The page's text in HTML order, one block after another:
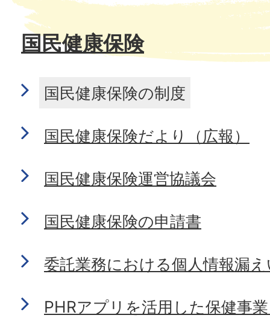
国民健康保険
国民健康保険の制度
国民健康保険だより（広報）
国民健康保険運営協議会
国民健康保険の申請書
委託業務における個人情報漏
PHRアプリを活用した保健事